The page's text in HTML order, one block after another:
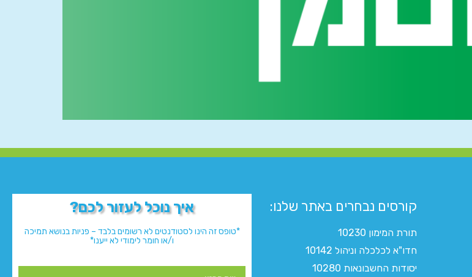
קורסים נבחרים באתר שלנו:​
תורת המימון 10230
חדו"א לכלכלה וניהול 10142
יסודות החשבונאות 10280
איך נוכל לעזור לכם?
*טופס זה הינו לסטודנטים לא רשומים בלבד – פניות בנושא תמיכה
ו/או חומר לימודי לא ייענו*